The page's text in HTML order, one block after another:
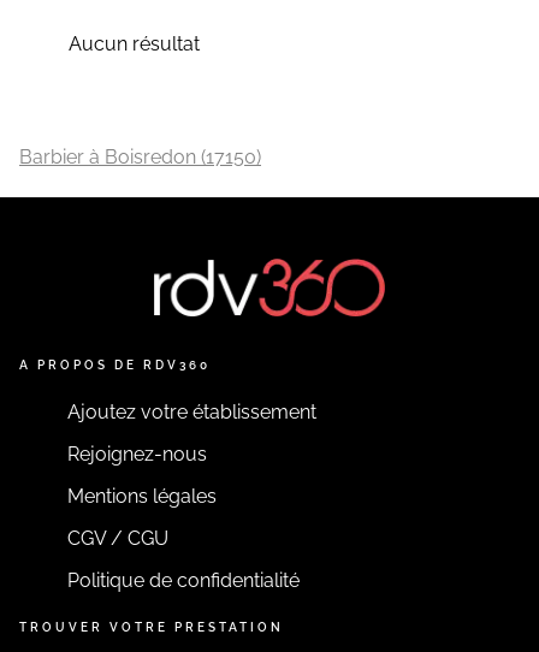
Aucun résultat
Barbier à Boisredon (17150)
A PROPOS DE RDV360
Ajoutez votre établissement
Rejoignez-nous
Mentions légales
CGV / CGU
Politique de confidentialité
TROUVER VOTRE PRESTATION